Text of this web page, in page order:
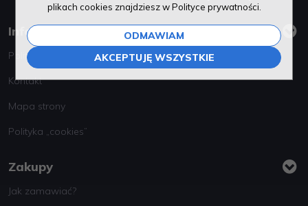
Informacje
Polityka prywatności
Kontakt
Mapa strony
Polityka „cookies”
Zakupy
Jak zamawiać?
plikach cookies znajdziesz w Polityce prywatności.
ODMAWIAM
AKCEPTUJĘ WSZYSTKIE